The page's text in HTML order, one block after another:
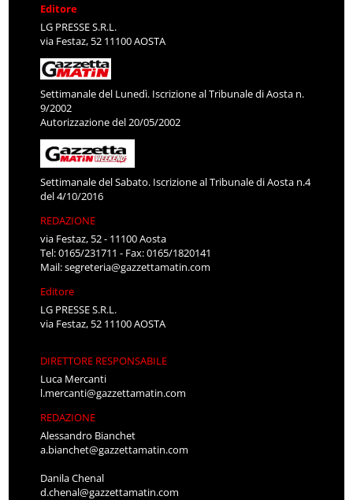
Editore
LG PRESSE S.R.L.
via Festaz, 52 11100 AOSTA
Settimanale del Lunedì. Iscrizione al Tribunale di Aosta n.
9/2002
Autorizzazione del 20/05/2002
Settimanale del Sabato. Iscrizione al Tribunale di Aosta n.4
del 4/10/2016
REDAZIONE
via Festaz, 52 - 11100 Aosta
Tel: 0165/231711 - Fax: 0165/1820141
Mail:segreteria@gazzettamatin.com
Editore
LG PRESSE S.R.L.
via Festaz, 52 11100 AOSTA
DIRETTORE RESPONSABILE
Luca Mercanti
l.mercanti@gazzettamatin.com
REDAZIONE
Alessandro Bianchet
a.bianchet@gazzettamatin.com
Danila Chenal
d.chenal@gazzettamatin.com